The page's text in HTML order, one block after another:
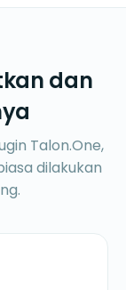
dan
Talon.One,
dilakukan